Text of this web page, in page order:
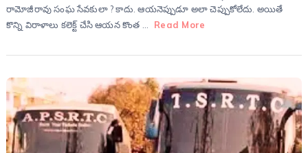
రామోజీరావు సంఘ సేవకులా ? కాదు. ఆయనెప్పుడూ అలా చెప్పుకోలేదు. అయితే
కొన్ని విరాళాలు కలెక్ట్ చేసి ఆయన కొంత …
Read More